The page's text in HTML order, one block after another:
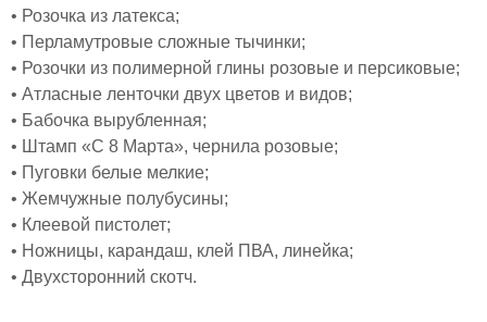
• Розочка из латекса;
• Перламутровые сложные тычинки;
• Розочки из полимерной глины розовые и персиковые;
• Атласные ленточки двух цветов и видов;
• Бабочка вырубленная;
• Штамп «С 8 Марта», чернила розовые;
• Пуговки белые мелкие;
• Жемчужные полубусины;
• Клеевой пистолет;
• Ножницы, карандаш, клей ПВА, линейка;
• Двухсторонний скотч.